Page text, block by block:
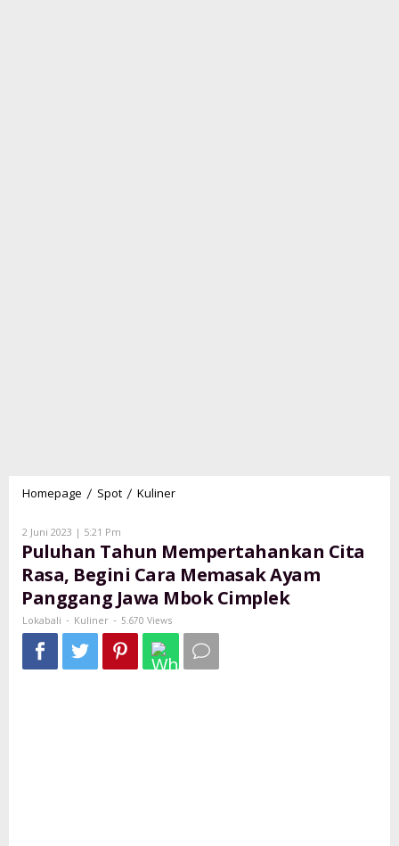
Homepage / Spot / KulinerPuluhan
Cita
Rasa,
Begini
Cara
Panggang
Jawa
2 Juni 2023 | 5:21 Pm
Lokabali
Puluhan Tahun Mempertahankan Cita
Rasa, Begini Cara Memasak Ayam
Panggang Jawa Mbok Cimplek
Lokabali - Kuliner - 5.670 Views